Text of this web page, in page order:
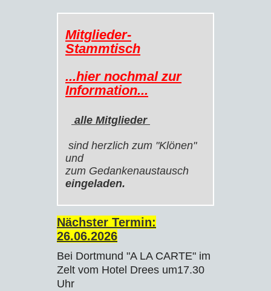
Mitglieder-
Stammtisch
...hier nochmal zur
Information...
alle Mitglieder
sind herzlich zum "Klönen"
und
zum Gedankenaustausch
eingeladen.
Nächster Termin:
26.06.2026
Bei Dortmund "A LA CARTE" im
Zelt vom Hotel Drees um17.30
Uhr